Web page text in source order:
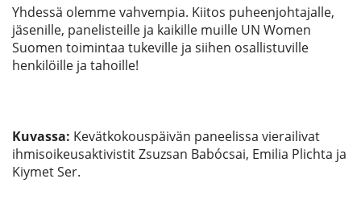
Yhdessä olemme vahvempia. Kiitos puheenjohtajalle,
jäsenille, panelisteille ja kaikille muille UN Women
Suomen toimintaa tukeville ja siihen osallistuville
henkilöille ja tahoille!
Kuvassa: Kevätkokouspäivän paneelissa vierailivat
ihmisoikeusaktivistit Zsuzsan Babócsai, Emilia Plichta ja
Kiymet Ser.